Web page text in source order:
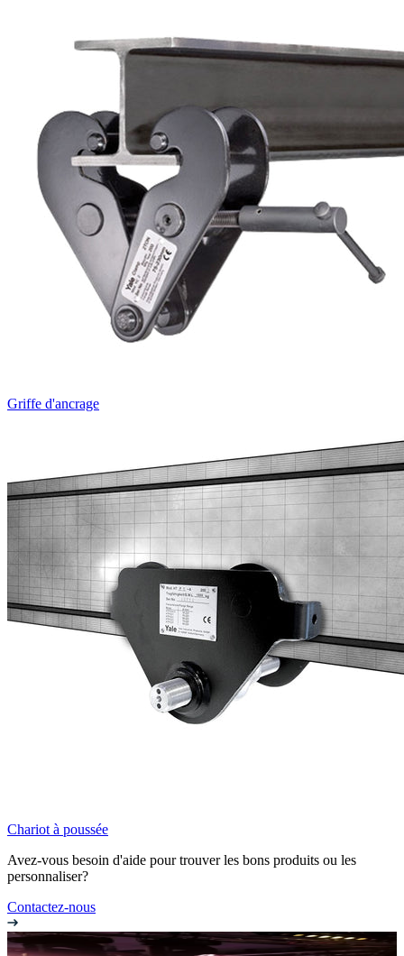
Griffe d'ancrage
Chariot à poussée
Avez-vous besoin d'aide pour trouver les bons produits ou les
personnaliser?
Contactez-nous